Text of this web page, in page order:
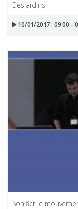
Desjardins
10/01/2017 : 09:00 -
Sonifier le